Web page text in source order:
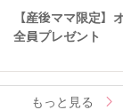
【産後ママ限定】
全員プレゼント
もっと見る